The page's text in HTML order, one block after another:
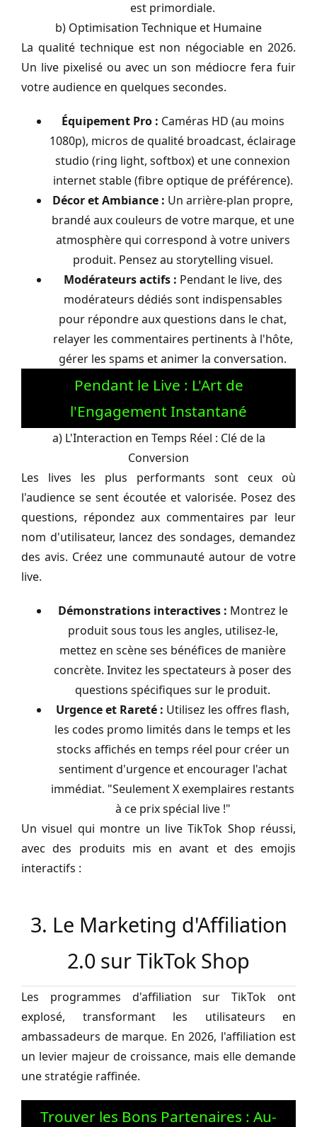
est primordiale.
b) Optimisation Technique et Humaine
La qualité technique est non négociable en 2026.
Un live pixelisé ou avec un son médiocre fera fuir
votre audience en quelques secondes.
Équipement Pro : Caméras HD (au moins
1080p), micros de qualité broadcast, éclairage
studio (ring light, softbox) et une connexion
internet stable (fibre optique de préférence).
Décor et Ambiance : Un arrière-plan propre,
brandé aux couleurs de votre marque, et une
atmosphère qui correspond à votre univers
produit. Pensez au storytelling visuel.
Modérateurs actifs : Pendant le live, des
modérateurs dédiés sont indispensables
pour répondre aux questions dans le chat,
relayer les commentaires pertinents à l'hôte,
gérer les spams et animer la conversation.
Pendant le Live : L'Art de
l'Engagement Instantané
a) L'Interaction en Temps Réel : Clé de la
Conversion
Les lives les plus performants sont ceux où
l'audience se sent écoutée et valorisée. Posez des
questions, répondez aux commentaires par leur
nom d'utilisateur, lancez des sondages, demandez
des avis. Créez une communauté autour de votre
live.
Démonstrations interactives : Montrez le
produit sous tous les angles, utilisez-le,
mettez en scène ses bénéfices de manière
concrète. Invitez les spectateurs à poser des
questions spécifiques sur le produit.
Urgence et Rareté : Utilisez les offres flash,
les codes promo limités dans le temps et les
stocks affichés en temps réel pour créer un
sentiment d'urgence et encourager l'achat
immédiat. "Seulement X exemplaires restants
à ce prix spécial live !"
Un visuel qui montre un live TikTok Shop réussi,
avec des produits mis en avant et des emojis
interactifs :
3. Le Marketing d'Affiliation
2.0 sur TikTok Shop
Les programmes d'affiliation sur TikTok ont
explosé, transformant les utilisateurs en
ambassadeurs de marque. En 2026, l'affiliation est
un levier majeur de croissance, mais elle demande
une stratégie raffinée.
Trouver les Bons Partenaires : Au-